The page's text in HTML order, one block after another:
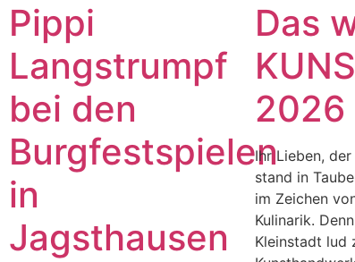
Pippi
Langstrumpf
bei den
Burgfestspielen
in
Jagsthausen
Das
2026
Ihr Lieben,
stand in
im Zeichen
Kulinarik.
Kleinstadt lud